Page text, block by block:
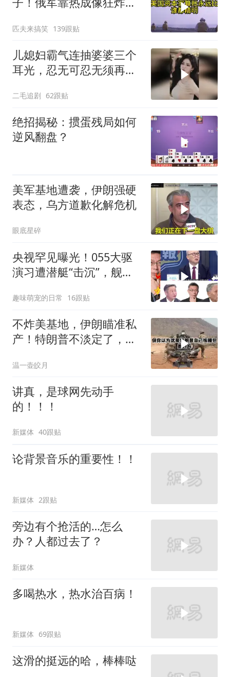
底有多惨？
匹夫来搞笑 139跟贴
儿媳妇霸气连抽婆婆三个
耳光，忍无可忍无须再
二毛追剧 62跟贴
绝招揭秘：掼蛋残局如何
逆风翻盘？
美军基地遭袭，伊朗强硬
表态，乌方道歉化解危机
眼底星碎
央视罕见曝光！055大驱
演习遭潜艇“击沉”，舰长
趣味萌宠的日常 16跟贴
不炸美基地，伊朗瞄准私
产！特朗普不淡定了，被
温一壶皎月
讲真，是球网先动手
的！！！
新媒体 40跟贴
论背景音乐的重要性！！
新媒体 2跟贴
旁边有个抢活的…怎么
办？人都过去了？
新媒体
多喝热水，热水治百病！
新媒体 69跟贴
这滑的挺远的哈，棒棒哒